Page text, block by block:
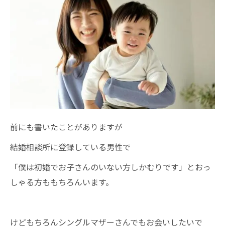
前にも書いたことがありますが
結婚相談所に登録している男性で
「僕は初婚でお子さんのいない方しかむりです」とおっ
しゃる方ももちろんいます。
けどもちろんシングルマザーさんでもお会いしたいで